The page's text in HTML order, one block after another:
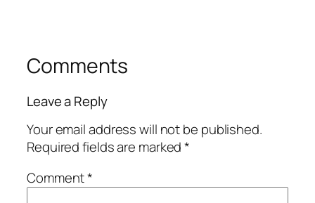
Comments
Leave a Reply
Your email address will not be published.
Required fields are marked*
Comment*